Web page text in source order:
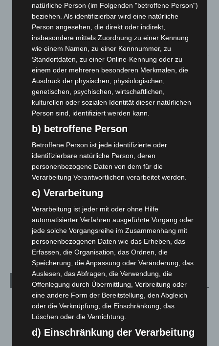
8. August 2026
Niedersachsen: Feuerwehrkräfte kehren nach
Waldbrandeinsatz aus Spanien zurück
7. August 2026
Hannover: Erste Tigermücken-Population in Niedersachsen
entdeckt
7. August 2026
Brand im „Haus der Begegnung“ in Neuwarmbüchen schnell
eingedämmt
6. August 2026
Region Hannover: 21 neue Notfallsanitäter starten beim
Roten Kreuz
5. August 2026
Zeugen
5. August 2026
Celle: Mensch stirbt bei Bagger-Unfall auf Baustelle
5. August 2026
Kategorien
Blaulicht
Corona-News
Hannover und Region
5.039
natürliche Person (im Folgenden "betroffene Person")
beziehen. Als identifizierbar wird eine natürliche
Person angesehen, die direkt oder indirekt,
insbesondere mittels Zuordnung zu einer Kennung
wie einem Namen, zu einer Kennnummer, zu
Standortdaten, zu einer Online-Kennung oder zu
einem oder mehreren besonderen Merkmalen, die
Ausdruck der physischen, physiologischen,
genetischen, psychischen, wirtschaftlichen,
kulturellen oder sozialen Identität dieser natürlichen
Person sind, identifiziert werden kann.
b) betroffene Person
Betroffene Person ist jede identifizierte oder
identifizierbare natürliche Person, deren
personenbezogene Daten von dem für die
Verarbeitung Verantwortlichen verarbeitet werden.
c) Verarbeitung
Verarbeitung ist jeder mit oder ohne Hilfe
automatisierter Verfahren ausgeführte Vorgang oder
jede solche Vorgangsreihe im Zusammenhang mit
personenbezogenen Daten wie das Erheben, das
Erfassen, die Organisation, das Ordnen, die
Speicherung, die Anpassung oder Veränderung, das
Auslesen, das Abfragen, die Verwendung, die
Offenlegung durch Übermittlung, Verbreitung oder
eine andere Form der Bereitstellung, den Abgleich
oder die Verknüpfung, die Einschränkung, das
Löschen oder die Vernichtung.
d) Einschränkung der Verarbeitung